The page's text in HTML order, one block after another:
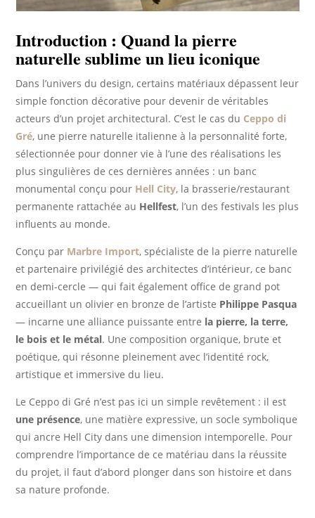
Introduction : Quand la pierre
naturelle sublime un lieu iconique
Dans l’univers du design, certains matériaux dépassent leur
simple fonction décorative pour devenir de véritables
acteurs d’un projet architectural. C’est le cas du Ceppo di
Gré, une pierre naturelle italienne à la personnalité forte,
sélectionnée pour donner vie à l’une des réalisations les
plus singulières de ces dernières années : un banc
monumental conçu pour Hell City, la brasserie/restaurant
permanente rattachée au Hellfest, l’un des festivals les plus
influents au monde.
Conçu par Marbre Import, spécialiste de la pierre naturelle
et partenaire privilégié des architectes d’intérieur, ce banc
en demi-cercle — qui fait également office de grand pot
accueillant un olivier en bronze de l’artiste Philippe Pasqua
— incarne une alliance puissante entre la pierre, la terre,
le bois et le métal. Une composition organique, brute et
poétique, qui résonne pleinement avec l’identité rock,
artistique et immersive du lieu.
Le Ceppo di Gré n’est pas ici un simple revêtement : il est
une présence, une matière expressive, un socle symbolique
qui ancre Hell City dans une dimension intemporelle. Pour
comprendre l’importance de ce matériau dans la réussite
du projet, il faut d’abord plonger dans son histoire et dans
sa nature profonde.